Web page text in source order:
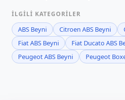
İLGILI KATEGORILER
ABS Beyni Citroen ABS Beyni
Fiat ABS Beyni
Fiat Ducato ABS
Peugeot ABS Beyni
Peugeot